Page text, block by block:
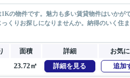
の物件です。魅力も多い賃貸物件はいかが
くりお探しになりませんか。納得のいく住
面積 詳細
お気
23.72㎡ 詳細を見る 追加